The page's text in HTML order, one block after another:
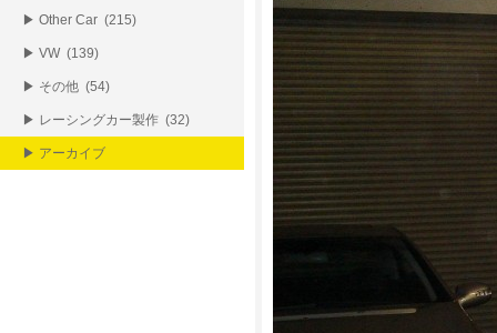
▶ Other Car (215)
▶ VW (139)
▶ その他 (54)
▶ レーシングカー製作 (32)
▶ アーカイブ